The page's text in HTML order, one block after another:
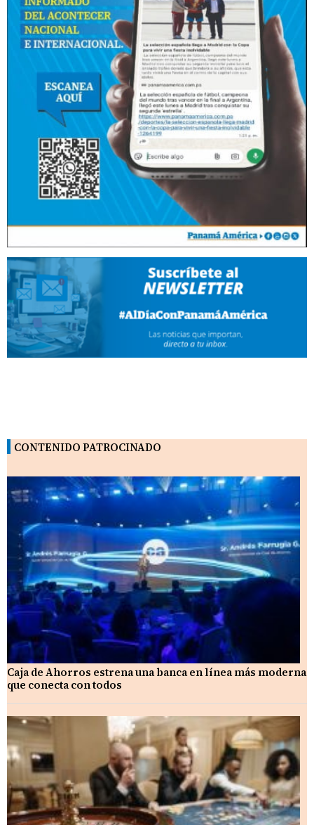
CONTENIDO PATROCINADO
Caja de Ahorros estrena una banca en línea más moderna
que conecta con todos